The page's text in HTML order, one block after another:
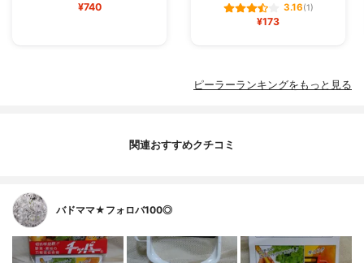
¥740 3.16(1)
¥173
ピーラーランキングをもっと見る
関連おすすめクチコミ
バドママ★フォロバ100◎